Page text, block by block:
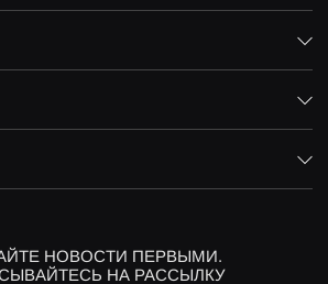
НОВОСТИ ПЕРВЫМИ.
НА РАССЫЛКУ